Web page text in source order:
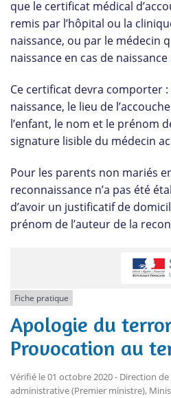
que le certificat médical
remis par l’hôpital ou la
naissance, ou par le médecin
naissance en cas de
Ce certificat devra comporter :
naissance, le lieu de
l’enfant, le nom et le prénom
signature lisible du médecin
Pour les parents non mariés
reconnaissance n’a pas été
d’avoir un justificatif de
prénom de l’auteur de la
Fiche pratique
Apologie du
Provocation au
Vérifié le 01 octobre 2020 - Direction
administrative (Premier ministre),